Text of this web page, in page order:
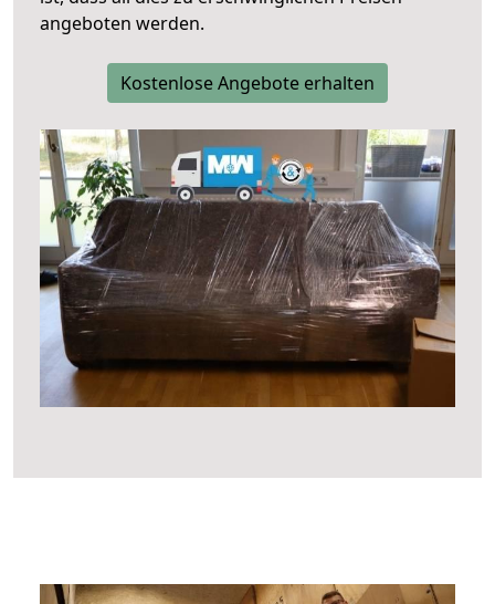
angeboten werden.
Kostenlose Angebote erhalten